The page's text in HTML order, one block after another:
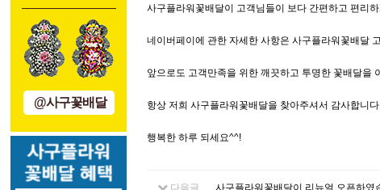
@사구꽃배달
사구플라워꽃배달이 고객님들이 보다 간편하고 편리
네이버페이에 관한 자세한 사항은 사구플라워꽃배달
앞으로도 고객만족을 위한 깨끗하고 투명한 꽃배달을
항상 저희 사구플라워꽃배달을 찾아주셔서 감사합니
행복한 하루 되세요^^!
다음글 사구플라워꽃배달이 리뉴얼 오픈하였